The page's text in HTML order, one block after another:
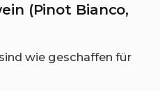
(Pinot Bianco,
sind wie geschaffen für